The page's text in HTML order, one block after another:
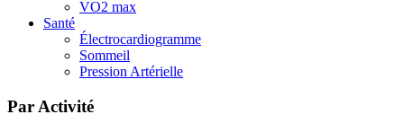
VO2 max
Santé
Électrocardiogramme
Sommeil
Pression Artérielle
Par Activité